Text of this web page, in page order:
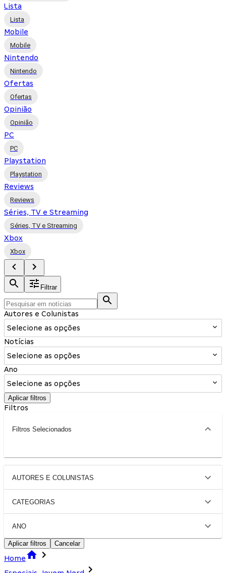
Lista
Lista
Mobile
Mobile
Nintendo
Nintendo
Ofertas
Ofertas
Opinião
Opinião
PC
PC
Playstation
Playstation
Reviews
Reviews
Séries, TV e Streaming
Séries, TV e Streaming
Xbox
Xbox
Filtrar
Autores e Colunistas
Selecione as opções
Notícias
Selecione as opções
Ano
Selecione as opções
Aplicar filtros
Filtros
Filtros Selecionados
AUTORES E COLUNISTAS
CATEGORIAS
ANO
Aplicar filtros Cancelar
Home